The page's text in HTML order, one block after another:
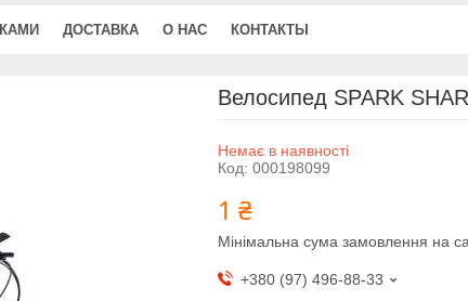
ДОСТАВКА О НАС КОНТАКТЫ
Велосипед SPARK
Немає в наявності
Код: 000198099
1 ₴
Мінімальна сума замовлення на
+380 (97) 496-88-33